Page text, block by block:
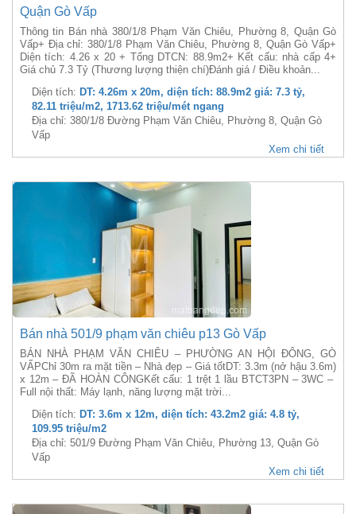
Quận Gò Vấp
Thông tin Bán nhà 380/1/8 Phạm Văn Chiêu, Phường 8, Quận Gò
Vấp+ Địa chỉ: 380/1/8 Phạm Văn Chiêu, Phường 8, Quận Gò Vấp+
Diện tích: 4.26 x 20 + Tổng DTCN: 88.9m2+ Kết cấu: nhà cấp 4+
Giá chủ 7.3 Tỷ (Thương lượng thiện chí)Đánh giá / Điều khoản...
Diện tích: DT: 4.26m x 20m, diện tích: 88.9m2 giá: 7.3 tỷ,
82.11 triệu/m2, 1713.62 triệu/mét ngang
Địa chỉ: 380/1/8 Đường Phạm Văn Chiêu, Phường 8, Quận Gò
Vấp
Xem chi tiết
Bán nhà 501/9 phạm văn chiêu p13 Gò Vấp
BÁN NHÀ PHẠM VĂN CHIÊU – PHƯỜNG AN HỘI ĐÔNG, GÒ
VẤPChỉ 30m ra mặt tiền – Nhà đẹp – Giá tốtDT: 3.3m (nở hậu 3.6m)
x 12m – ĐÃ HOÀN CÔNGKết cấu: 1 trệt 1 lầu BTCT3PN – 3WC –
Full nội thất: Máy lạnh, năng lượng mặt trời...
Diện tích: DT: 3.6m x 12m, diện tích: 43.2m2 giá: 4.8 tỷ,
109.95 triệu/m2
Địa chỉ: 501/9 Đường Phạm Văn Chiêu, Phường 13, Quận Gò
Vấp
Xem chi tiết